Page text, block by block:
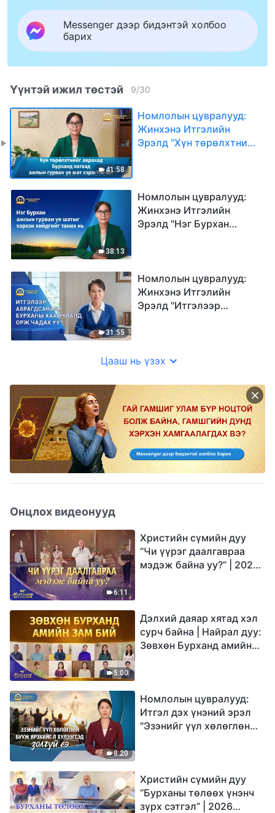
Messenger дээр бидэнтэй холбоо
барих
Үүнтэй ижил төстэй 9/30
41:58
Номлолын цувралууд:
Жинхэнэ Итгэлийн
Эрэлд "Хүн төрөлхтнийг
38:13
Номлолын цувралууд:
Жинхэнэ Итгэлийн
Эрэлд "Нэг Бурхан
31:55
Номлолын цувралууд:
Жинхэнэ Итгэлийн
Эрэлд "Итгэлээр
Цааш нь үзэх
Онцлох видеонууд
6:11
Христийн сүмийн дуу
“Чи үүрэг даалгавраа
мэдэж байна уу?” | 2026
5:00
Дэлхий даяар хятад хэл
сурч байна | Найрал дуу:
Зөвхөн Бурханд амийн
8:20
Номлолын цувралууд:
Итгэл дэх үнэний эрэл
"Эзэнийг үүл хөлөглөн
Христийн сүмийн дуу
“Бурханы төлөөх үнэнч
зүрх сэтгэл” | 2026